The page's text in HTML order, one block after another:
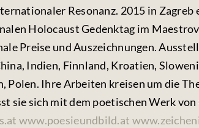
Resonanz. 2015 in
Holocaust Gedenktag im
Preise und Auszeichnungen.
Indien, Finnland, Kroatien,
Polen. Ihre Arbeiten kreisen um die
sie sich mit dem poetischen Werk
www.poesieundbild.at